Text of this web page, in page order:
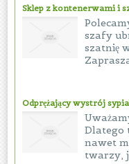
Sklep z kontenerwami i
szafy
szatnię
Odprężający wystrój
Dlatego
nawet
twarzy,